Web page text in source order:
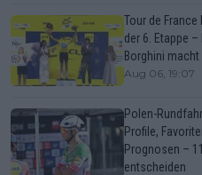
Tour de
der 6. Etappe
Borghini macht
Aug 06, 19:07
Polen-
Profile,
Prognosen –
entscheiden